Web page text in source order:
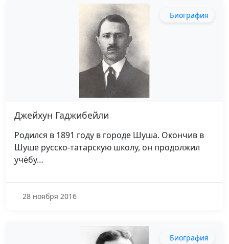
Биография
Джейхун Гаджибейли
Родился в 1891 году в городе Шуша. Окончив в
Шуше русско-татарскую школу, он продолжил
учёбу…
28 ноября 2016
Биография